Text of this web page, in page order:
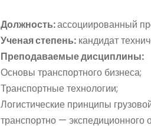
Должность:ассоциированный
Ученая степень: кандидат
Преподаваемые дисциплины:
Основы транспортного бизнеса;
Транспортные технологии;
Логистические принципы
транспортно — экспедиционного